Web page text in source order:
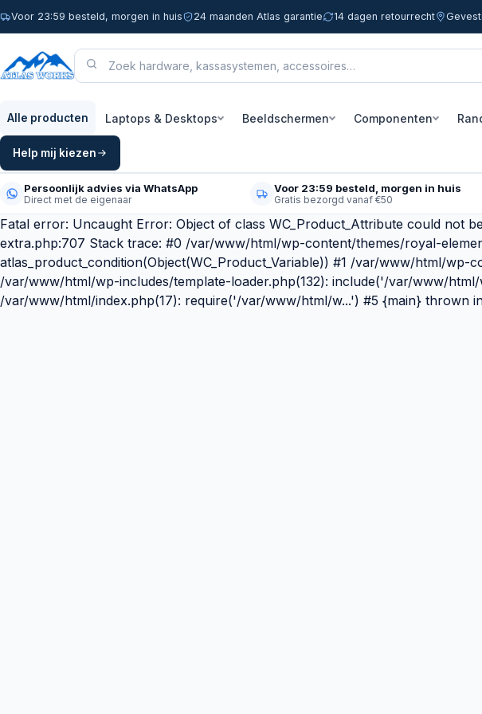
Voor 23:59 besteld, morgen in huis 24 maanden Atlas garantie 14 dagen retourrecht
Alle producten Laptops & Desktops Beeldschermen Componenten
Help mij kiezen
Persoonlijk advies via WhatsApp
Direct met de eigenaar
Voor 23:59 besteld, morgen in huis
Gratis bezorgd vanaf €50
Fatal error: Uncaught Error: Object of class WC_Product_Attribute could
extra.php:707 Stack trace: #0 /var/www/html/wp-content/themes/royal-
atlas_product_condition(Object(WC_Product_Variable)) #1 /var/www/html/
/var/www/html/wp-includes/template-loader.php(132): include('/var/www/
/var/www/html/index.php(17): require('/var/www/html/w...') #5 {main}